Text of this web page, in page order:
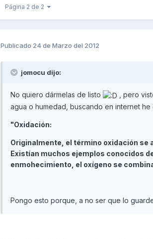
Página 2 de 2
Publicado 24 de Marzo del 2012
jomocu dijo:
No quiero dármelas de listo
, pero
agua o humedad, buscando en internet
"Oxidación:
Originalmente, el término oxidación se
Existían muchos ejemplos conocidos
enmohecimiento, el oxígeno se
Pongo esto porque, a no ser que lo